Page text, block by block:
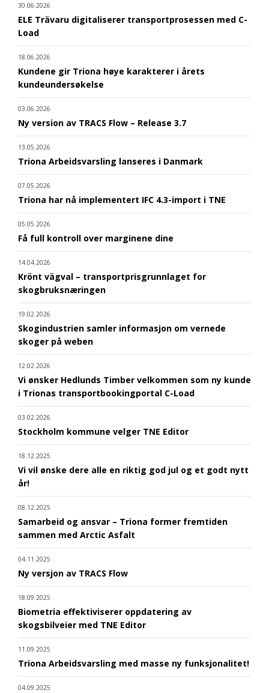
30.06.2026
ELE Trävaru digitaliserer transportprosessen med C-
Load
18.06.2026
Kundene gir Triona høye karakterer i årets
kundeundersøkelse
03.06.2026
Ny version av TRACS Flow – Release 3.7
13.05.2026
Triona Arbeidsvarsling lanseres i Danmark
07.05.2026
Triona har nå implementert IFC 4.3-import i TNE
05.05.2026
Få full kontroll over marginene dine
14.04.2026
Krönt vägval – transportprisgrunnlaget for
skogbruksnæringen
19.02.2026
Skogindustrien samler informasjon om vernede
skoger på weben
12.02.2026
Vi ønsker Hedlunds Timber velkommen som ny kunde
i Trionas transportbookingportal C-Load
03.02.2026
Stockholm kommune velger TNE Editor
18.12.2025
Vi vil ønske dere alle en riktig god jul og et godt nytt
år!
08.12.2025
Samarbeid og ansvar – Triona former fremtiden
sammen med Arctic Asfalt
04.11.2025
Ny versjon av TRACS Flow
18.09.2025
Biometria effektiviserer oppdatering av
skogsbilveier med TNE Editor
11.09.2025
Triona Arbeidsvarsling med masse ny funksjonalitet!
04.09.2025